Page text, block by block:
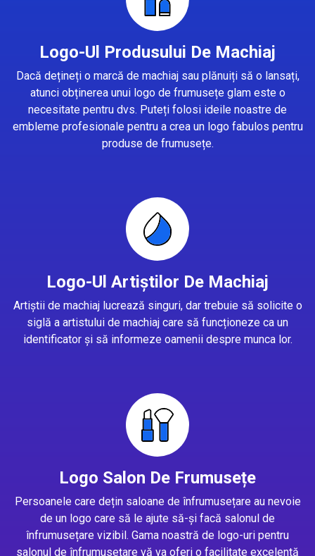
Logo-Ul Produsului De Machiaj
Dacă dețineți o marcă de machiaj sau plănuiți să o lansați,
atunci obținerea unui logo de frumusețe glam este o
necesitate pentru dvs. Puteți folosi ideile noastre de
embleme profesionale pentru a crea un logo fabulos pentru
produse de frumusețe.
Logo-Ul Artiștilor De Machiaj
Artiștii de machiaj lucrează singuri, dar trebuie să solicite o
siglă a artistului de machiaj care să funcționeze ca un
identificator și să informeze oamenii despre munca lor.
Logo Salon De Frumusețe
Persoanele care dețin saloane de înfrumusețare au nevoie
de un logo care să le ajute să-și facă salonul de
înfrumusețare vizibil. Gama noastră de logo-uri pentru
salonul de înfrumusețare vă va oferi o facilitate excelentă